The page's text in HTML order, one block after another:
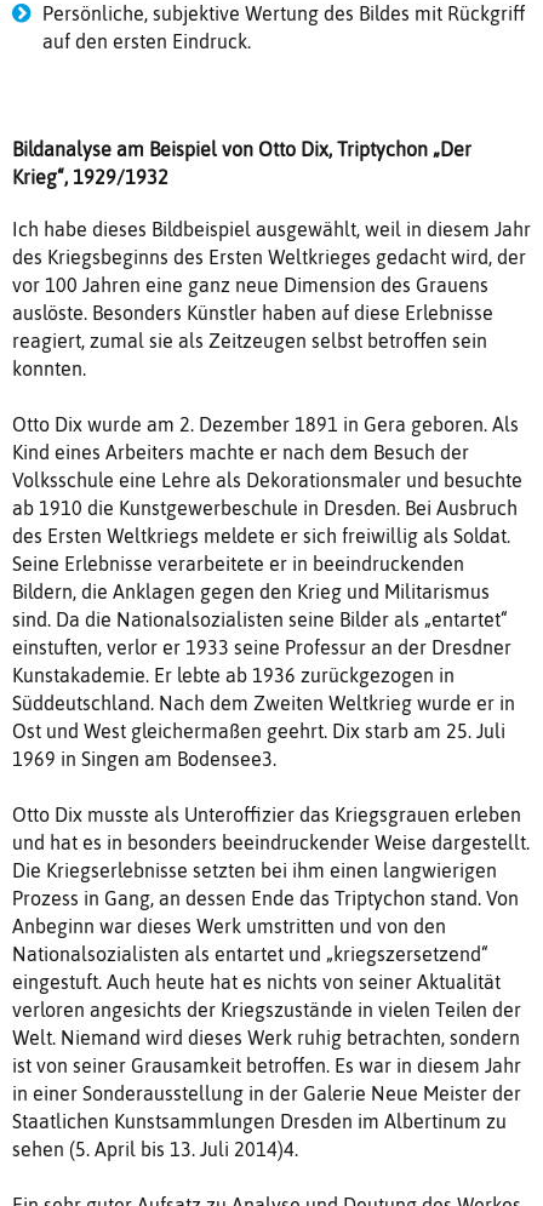
Persönliche, subjektive Wertung des Bildes mit Rückgriff
auf den ersten Eindruck.
Bildanalyse am Beispiel von Otto Dix, Triptychon „Der
Krieg“, 1929/1932
Ich habe dieses Bildbeispiel ausgewählt, weil in diesem Jahr
des Kriegsbeginns des Ersten Weltkrieges gedacht wird, der
vor 100 Jahren eine ganz neue Dimension des Grauens
auslöste. Besonders Künstler haben auf diese Erlebnisse
reagiert, zumal sie als Zeitzeugen selbst betroffen sein
konnten.
Otto Dix wurde am 2. Dezember 1891 in Gera geboren. Als
Kind eines Arbeiters machte er nach dem Besuch der
Volksschule eine Lehre als Dekorationsmaler und besuchte
ab 1910 die Kunstgewerbeschule in Dresden. Bei Ausbruch
des Ersten Weltkriegs meldete er sich freiwillig als Soldat.
Seine Erlebnisse verarbeitete er in beeindruckenden
Bildern, die Anklagen gegen den Krieg und Militarismus
sind. Da die Nationalsozialisten seine Bilder als „entartet“
einstuften, verlor er 1933 seine Professur an der Dresdner
Kunstakademie. Er lebte ab 1936 zurückgezogen in
Süddeutschland. Nach dem Zweiten Weltkrieg wurde er in
Ost und West gleichermaßen geehrt. Dix starb am 25. Juli
1969 in Singen am Bodensee3.
Otto Dix musste als Unteroffizier das Kriegsgrauen erleben
und hat es in besonders beeindruckender Weise dargestellt.
Die Kriegserlebnisse setzten bei ihm einen langwierigen
Prozess in Gang, an dessen Ende das Triptychon stand. Von
Anbeginn war dieses Werk umstritten und von den
Nationalsozialisten als entartet und „kriegszersetzend“
eingestuft. Auch heute hat es nichts von seiner Aktualität
verloren angesichts der Kriegszustände in vielen Teilen der
Welt. Niemand wird dieses Werk ruhig betrachten, sondern
ist von seiner Grausamkeit betroffen. Es war in diesem Jahr
in einer Sonderausstellung in der Galerie Neue Meister der
Staatlichen Kunstsammlungen Dresden im Albertinum zu
sehen (5. April bis 13. Juli 2014)4.